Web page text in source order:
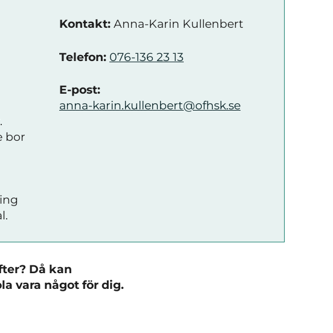
bor
Kontakt: Anna-Karin Kullenbert
Telefon: 076-136 23 13
E-post:
anna-karin.kullenbert@ofhsk.se
Då kan
vara något för dig.